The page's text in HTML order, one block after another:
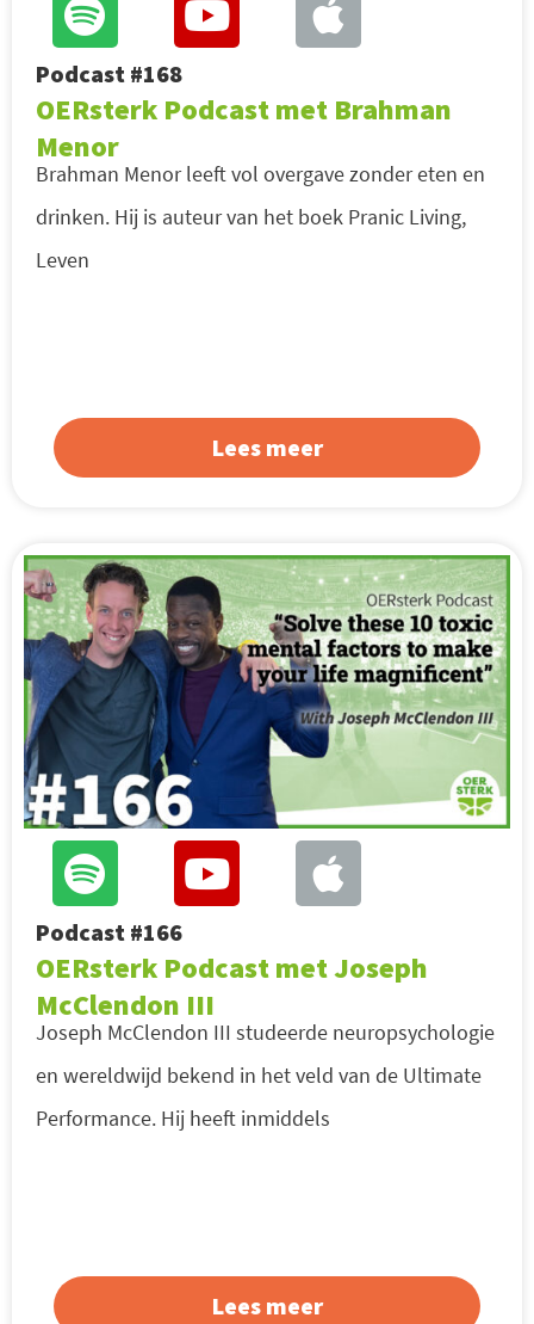
Podcast #168
OERsterk Podcast met Brahman
Menor
Brahman Menor leeft vol overgave zonder eten en
drinken. Hij is auteur van het boek Pranic Living,
Leven
Lees meer
Podcast #166
OERsterk Podcast met Joseph
McClendon III
Joseph McClendon III studeerde neuropsychologie
en wereldwijd bekend in het veld van de Ultimate
Performance. Hij heeft inmiddels
Lees meer